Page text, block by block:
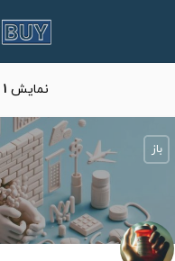
نمایش 1
باز